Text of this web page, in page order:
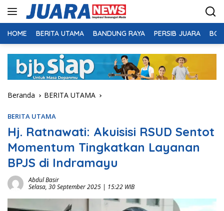
HOME BERITA UTAMA BANDUNG RAYA PERSIB JUARA
Beranda BERITA UTAMA
BERITA UTAMA
Hj. Ratnawati: Akuisisi RSUD Sentot
Momentum Tingkatkan Layanan
BPJS di Indramayu
Abdul Basir
Selasa, 30 September 2025 | 15:22 WIB